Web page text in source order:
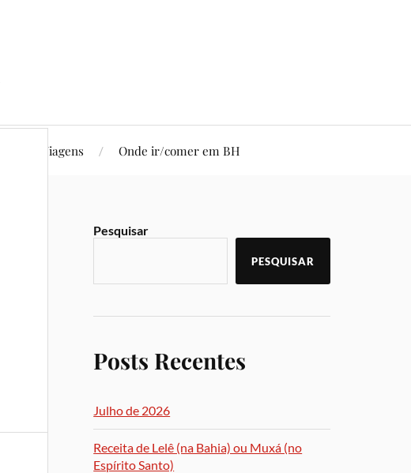
Viagens Onde ir/comer em BH
Pesquisar
PESQUISAR
Posts Recentes
Julho de 2026
Receita de Lelê (na Bahia) ou Muxá (no
Espírito Santo)